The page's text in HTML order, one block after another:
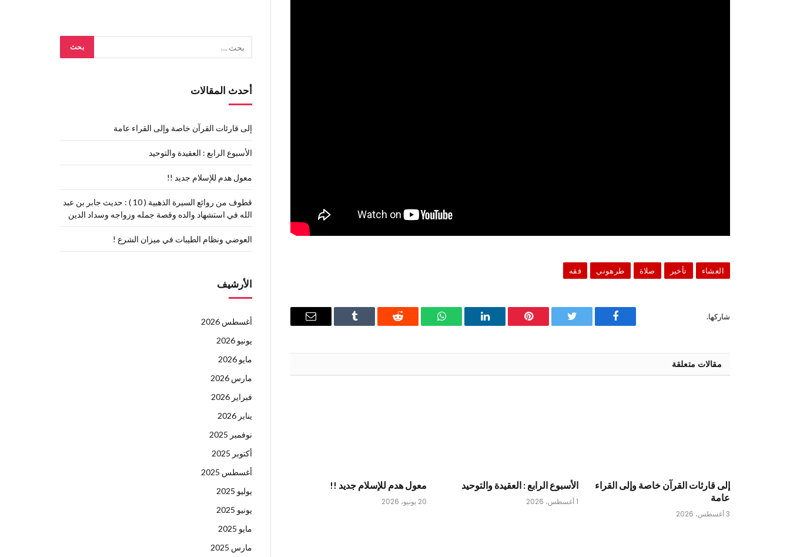
العشاء تأخير صلاة طرهوني فقه
شاركها.
فيسبوك تويتر بينتيريستلينكدإن واتساب رديت Tumblr
البريد
مقالات متعلقة
إلى قارئات القرآن خاصة وإلى القراء
عامة
3 أغسطس، 2026
الأسبوع الرابع : العقيدة والتوحيد
1 أغسطس، 2026
معول هدم للإسلام جديد !!
20 يونيو، 2026
أحدث المقالات
إلى قارئات القرآن خاصة وإلى القراء عامة
الأسبوع الرابع : العقيدة والتوحيد
معول هدم للإسلام جديد !!
قطوف من روائع السيرة الذهبية ( 10 ) : حديث جابر بن عبد
الله في استشهاد والده وقصة جمله وزواجه وسداد الدين
العوضي ونظام الطيبات في ميزان الشرع !
الأرشيف
أغسطس 2026
يونيو 2026
مايو 2026
مارس 2026
فبراير 2026
يناير 2026
نوفمبر 2025
أكتوبر 2025
أغسطس 2025
يوليو 2025
يونيو 2025
مايو 2025
مارس 2025